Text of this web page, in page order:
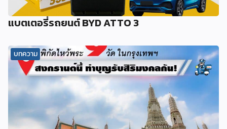
แบตเตอรี่รถยนต์ BYD ATTO 3
บทความ